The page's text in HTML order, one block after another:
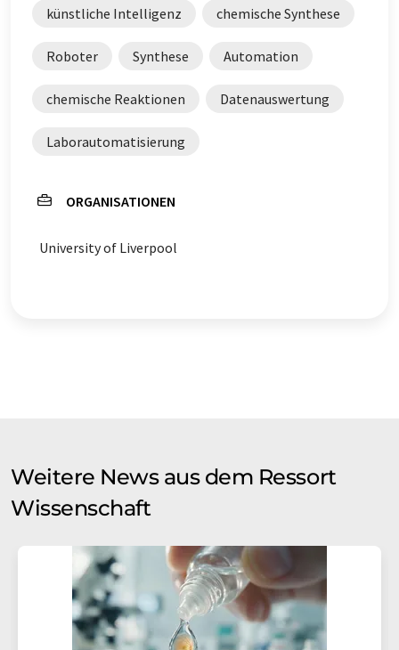
künstliche Intelligenz chemische Synthese
Roboter Synthese Automation
chemische Reaktionen Datenauswertung
Laborautomatisierung
ORGANISATIONEN
University of Liverpool
Weitere News aus dem Ressort
Wissenschaft